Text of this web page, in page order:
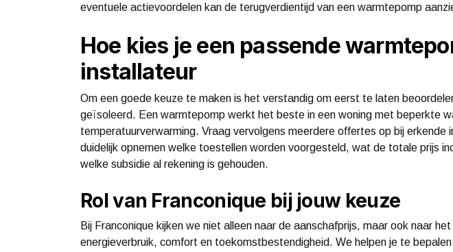
eventuele actievoordelen kan de terugverdientijd van een warmtepomp
Hoe kies je een passende
installateur
Om een goede keuze te maken is het verstandig om eerst te laten
geïsoleerd. Een warmtepomp werkt het beste in een woning met beperkte
temperatuurverwarming. Vraag vervolgens meerdere offertes op bij erkende
duidelijk opnemen welke toestellen worden voorgesteld, wat de totale prijs
welke subsidie al rekening is gehouden.
Rol van Franconique bij jouw keuze
Bij Franconique kijken we niet alleen naar de aanschafprijs, maar ook naar
energieverbruik, comfort en toekomstbestendigheid. We helpen je te